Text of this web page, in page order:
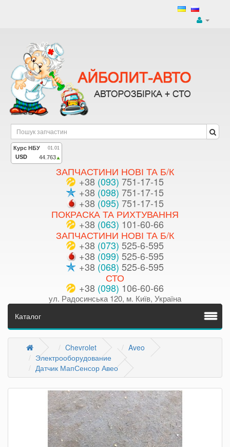
ЗАПЧАСТИНИ НОВІ ТА Б/К
+38 (093) 751-17-15
+38 (098) 751-17-15
+38 (095) 751-17-15
ПОКРАСКА ТА РИХТУВАННЯ
+38 (063) 101-60-66
ЗАПЧАСТИНИ НОВІ ТА Б/К
+38 (073) 525-6-595
+38 (099) 525-6-595
+38 (068) 525-6-595
СТО
+38 (098) 106-60-66
ул. Радосинська 120, м. Київ, Україна
Каталог
Chevrolet
Aveo
Электрооборудование
Датчик МапСенсор Авео